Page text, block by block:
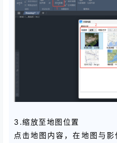
3.缩放至地图位置
点击地图内容，在地图与